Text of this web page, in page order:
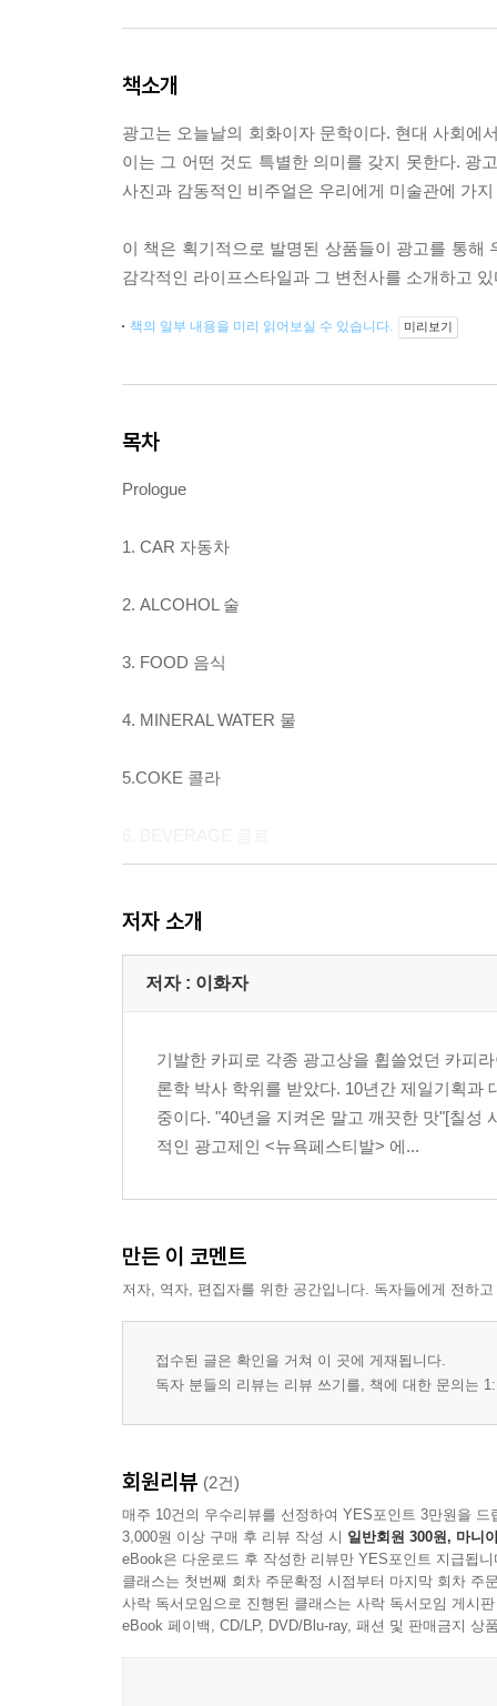
책소개
광고는 오늘날의 회화이자 문학이다. 현대 사회에
이는 그 어떤 것도 특별한 의미를 갖지 못한다. 광
사진과 감동적인 비주얼은 우리에게 미술관에 가
이 책은 획기적으로 발명된 상품들이 광고를 통
감각적인 라이프스타일과 그 변천사를 소개하고 있
책의 일부 내용을 미리 읽어보실 수 있습니다. 미리보기
목차
Prologue
1. CAR 자동차
2. ALCOHOL 술
3. FOOD 음식
4. MINERAL WATER 물
5.COKE 콜라
8. HOME & APPLIANCES 주택과 가전
10. BODY CARE 보디 케어
11. FASHION 패션
14 TRAVEL 여행
Epilogue
저자 소개
저자 : 이화자
기발한 카피로 각종 광고상을 휩쓸었던 카피
론학 박사 학위를 받았다. 10년간 제일기획과
중이다. "40년을 지켜온 말고 깨끗한 맛"[칠성
적인 광고제인 <뉴욕페스티발> 에...
만든 이 코멘트
저자, 역자, 편집자를 위한 공간입니다. 독자들에게 전하
접수된 글은 확인을 거쳐 이 곳에 게재됩니다.
독자 분들의 리뷰는 리뷰 쓰기를, 책에 대한 문의는
회원리뷰 (2건)
매주 10건의 우수리뷰를 선정하여 YES포인트 3만원을 드
3,000원 이상 구매 후 리뷰 작성 시 일반회원 300원, 마니
eBook은 다운로드 후 작성한 리뷰만 YES포인트 지급됩니
클래스는 첫번째 회차 주문확정 시점부터 마지막 회차 주
사락 독서모임으로 진행된 클래스는 사락 독서모임 게시
eBook 페이백, CD/LP, DVD/Blu-ray, 패션 및 판매금지 상